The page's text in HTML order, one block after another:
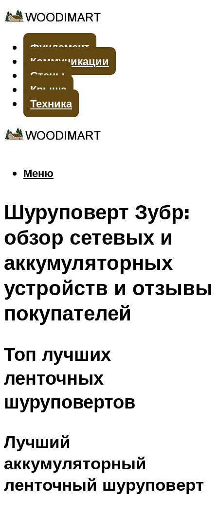
Фундамент
Коммуникации
Стены
Крыша
Техника
Меню
Меню
Шуруповерт Зубр:
обзор сетевых и
аккумуляторных
устройств и отзывы
покупателей
Топ лучших
ленточных
шуруповертов
Лучший
аккумуляторный
ленточный шуруповерт